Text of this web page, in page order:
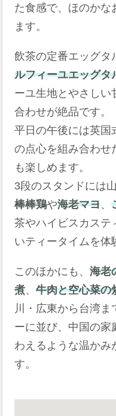
た食感で、ほのかな
ます。
飲茶の定番エッグタ
ルフィーユエッグタ
ーユ生地とやさしい
合わせが絶品です。
平日の午後には英国
の点心を組み合わせ
も楽しめます。
3段のスタンドには
棒棒鶏や海老マヨ、
茶やハイビスカステ
いティータイムを体
このほかにも、海老
煮、牛肉と空心菜の
川・広東から台湾ま
ーに並び、中国の家
わえるような温かみ
す。